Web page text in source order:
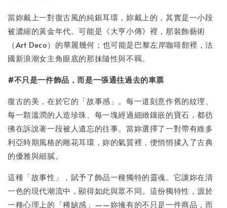
當妳戴上一對復古風的純銀耳環，妳戴上的，其實是一小段
被濃縮的黃金年代。可能是《大亨小傳》裡，那裝飾藝術
（Art Deco）的華麗幾何；也可能是巴黎左岸咖啡館裡，法
國新浪潮女主角眼底的那抹隨性與不羈。
#不只是一件飾品，而是一張通往過去的車票
復古的美，在於它的「故事感」。每一道刻意作舊的紋理、
每一顆溫潤的人造珍珠、每一塊經過細緻鑲嵌的寶石，都彷
彿在訴說著一段被人遺忘的往事。當妳選擇了一對帶有維多
利亞時期風格的雕花耳環，妳的氣質裡，便悄悄揉入了古典
的優雅與細膩。
這種「故事性」，賦予了飾品一種獨特的靈魂。它讓妳在清
一色的現代潮流中，顯得如此與眾不同。這份獨特性，源於
一種心理上的「稀缺感」——妳擁有的不只是一件商品，而